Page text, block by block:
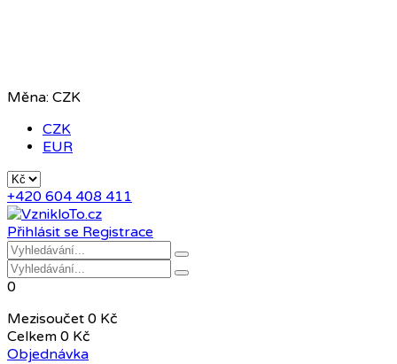
Měna: CZK
CZK
EUR
+420 604 408 411
Přihlásit se Registrace
0
Mezisoučet 0 Kč
Celkem 0 Kč
Objednávka